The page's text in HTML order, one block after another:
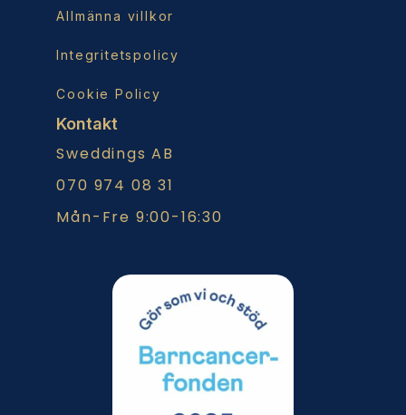
Allmänna villkor
Integritetspolicy
Cookie Policy
Kontakt
Sweddings AB
070 974 08 31
Mån-Fre 9:00-16:30